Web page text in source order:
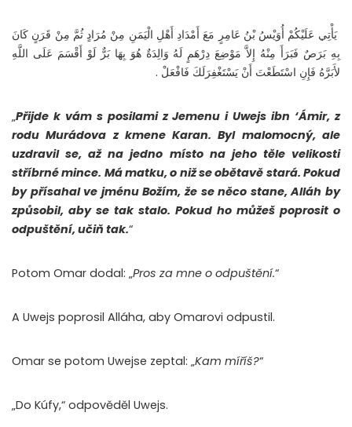
‏ يَأْتِي عَلَيْكُمْ أُوَيْسُ بْنُ عَامِرٍ مَعَ أَمْدَادِ أَهْلِ الْيَمَنِ مِنْ مُرَادٍ ثُمَّ مِنْ قَرَنٍ كَانَ
بِهِ بَرَصٌ فَبَرَأَ مِنْهُ إِلاَّ مَوْضِعَ دِرْهَمٍ لَهُ وَالِدَةٌ هُوَ بِهَا بَرٌّ لَوْ أَقْسَمَ عَلَى اللَّهِ
لأَبَرَّهُ فَإِنِ اسْتَطَعْتَ أَنْ يَسْتَغْفِرَلَكَ فَافْعَلْ .
„Přijde k vám s posilami z Jemenu i Uwejs ibn ‘Ámir, z
rodu Murádova z kmene Karan. Byl malomocný, ale
uzdravil se, až na jedno místo na jeho těle velikosti
stříbrné mince. Má matku, o niž se obětavě stará. Pokud
by přísahal ve jménu Božím, že se něco stane, Alláh by
způsobil, aby se tak stalo. Pokud ho můžeš poprosit o
odpuštění, učiň tak.“
Potom Omar dodal: „Pros za mne o odpuštění.“
A Uwejs poprosil Alláha, aby Omarovi odpustil.
Omar se potom Uwejse zeptal: „Kam míříš?“
„Do Kúfy,“ odpověděl Uwejs.